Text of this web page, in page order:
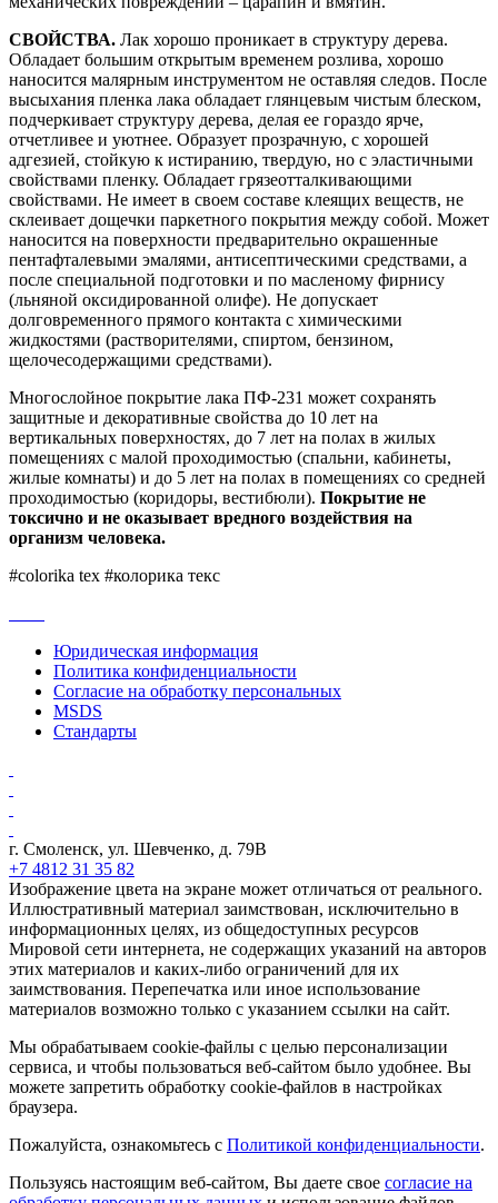
СВОЙСТВА. Лак хорошо проникает в структуру дерева.
Обладает большим открытым временем розлива, хорошо
наносится малярным инструментом не оставляя следов. После
высыхания пленка лака обладает глянцевым чистым блеском,
подчеркивает структуру дерева, делая ее гораздо ярче,
отчетливее и уютнее. Образует прозрачную, с хорошей
адгезией, стойкую к истиранию, твердую, но с эластичными
свойствами пленку. Обладает грязеотталкивающими
свойствами. Не имеет в своем составе клеящих веществ, не
склеивает дощечки паркетного покрытия между собой. Может
наносится на поверхности предварительно окрашенные
пентафталевыми эмалями, антисептическими средствами, а
после специальной подготовки и по масленому фирнису
(льняной оксидированной олифе). Не допускает
долговременного прямого контакта с химическими
жидкостями (растворителями, спиртом, бензином,
щелочесодержащими средствами).
Многослойное покрытие лака ПФ-231 может сохранять
защитные и декоративные свойства до 10 лет на
вертикальных поверхностях, до 7 лет на полах в жилых
помещениях с малой проходимостью (спальни, кабинеты,
жилые комнаты) и до 5 лет на полах в помещениях со средней
проходимостью (коридоры, вестибюли). Покрытие не
токсично и не оказывает вредного воздействия на
организм человека.
#colorika tex #колорика текс
Юридическая информация
Политика конфиденциальности
Согласие на обработку персональных
MSDS
Стандарты
г. Смоленск, ул. Шевченко, д. 79В
+7 4812 31 35 82
Изображение цвета на экране может отличаться от реального.
Иллюстративный материал заимствован, исключительно в
информационных целях, из общедоступных ресурсов
Мировой сети интернета, не содержащих указаний на авторов
этих материалов и каких-либо ограничений для их
заимствования. Перепечатка или иное использование
материалов возможно только с указанием ссылки на сайт.
Мы обрабатываем cookie-файлы с целью персонализации
сервиса, и чтобы пользоваться веб-сайтом было удобнее. Вы
можете запретить обработку cookie-файлов в настройках
браузера.
Пожалуйста, ознакомьтесь с Политикой конфиденциальности.
Пользуясь настоящим веб-сайтом, Вы даете свое согласие на